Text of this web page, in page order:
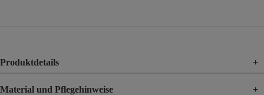
Produktdetails +
Material und Pflegehinweise +